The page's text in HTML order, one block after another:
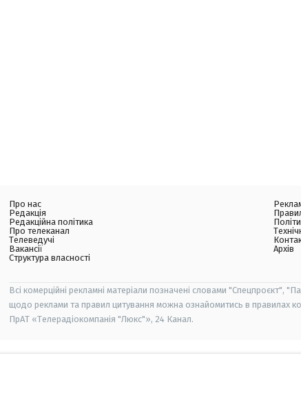
Про нас
Редакція
Редакційна політика
Про телеканал
Телеведучі
Вакансії
Структура власності
Архів
Всі комерційні рекламні матеріали позначені словами "Спецпроєкт",
щодо реклами та правил цитування можна ознайомитись в правилах
ПрАТ «Телерадіокомпанія "Люкс"», 24 Канал.